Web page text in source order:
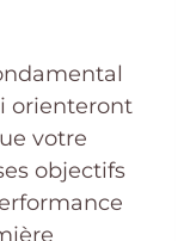
orienteront
votre
objectifs